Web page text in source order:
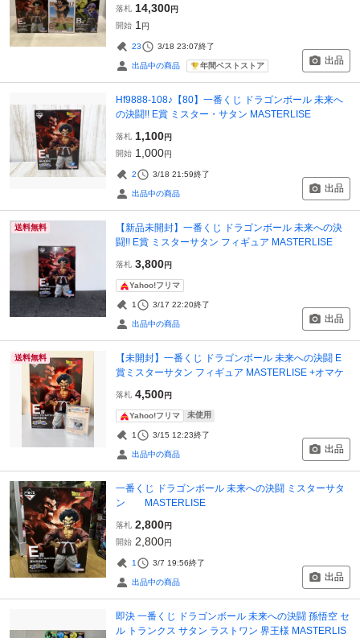
落札 14,300円
開始 1 円
23 3/18 23:07終了
出品中の商品 年間ベストストア 出品
Hf9888-108♪【80】一番くじ ドラゴンボール 未来へ
の決闘!! E賞 ミスター・サタン MASTERLISE
落札 1,100円
開始 1,000円
2 3/18 21:59終了
出品中の商品 出品
送料無料
【新品未開封】一番くじ ドラゴンボール 未来への決
闘!! E賞 ミスターサタン フィギュア MASTERLISE
落札 3,800円
Yahoo!フリマ
1 3/17 22:20終了
出品中の商品 出品
送料無料
【未開封】一番くじ ドラゴンボール 未来への決闘 E
賞ミスターサタン フィギュア MASTERLISE +オマケ
落札 4,500円
Yahoo!フリマ 未使用
1 3/15 12:23終了
出品中の商品 出品
一番くじ ドラゴンボール 未来への決闘 ミスターサタ
ン MASTERLISE
落札 2,800円
開始 2,800円
1 3/7 19:56終了
出品中の商品 出品
即決 一番くじ ドラゴンボール 未来への決闘 孫悟空 セ
ル トランクス サタン ラストワン 界王様 MASTERLIS